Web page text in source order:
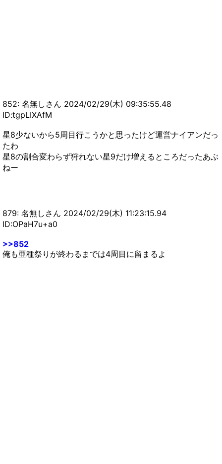
852: 名無しさん 2024/02/29(木) 09:35:55.48
ID:tgpLIXAfM
星8少ないから5周目行こうかと思ったけど運営ナイアンだっ
たわ
星8の割合変わらず狩れない星9だけ増えるところだったあぶ
ねー
879: 名無しさん 2024/02/29(木) 11:23:15.94
ID:OPaH7u+a0
>>852
俺も亜種祭りが終わるまでは4周目に留まるよ